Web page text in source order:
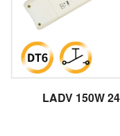
LADV 150W